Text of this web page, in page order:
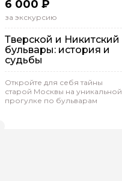
6 000 ₽
за экскурсию
Тверской и Никитский
бульвары: история и
судьбы
Откройте для себя тайны
старой Москвы на уникальной
прогулке по бульварам
Индивидуальная
Пешком